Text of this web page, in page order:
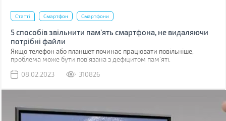
Статті Смартфон Смартфони
5 способів звільнити пам’ять смартфона, не видаляючи
потрібні файли
Якщо телефон або планшет починає працювати повільніше,
проблема може бути пов'язана з дефіцитом пам'яті.
08.02.2023
310826